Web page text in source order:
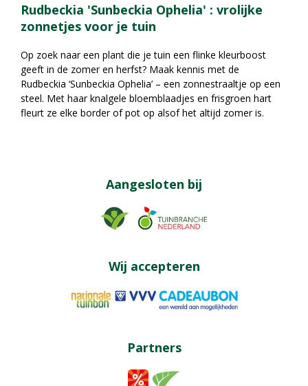
Rudbeckia 'Sunbeckia Ophelia' : vrolijke
zonnetjes voor je tuin
Op zoek naar een plant die je tuin een flinke kleurboost
geeft in de zomer en herfst? Maak kennis met de
Rudbeckia ‘Sunbeckia Ophelia’ – een zonnestraaltje op een
steel. Met haar knalgele bloemblaadjes en frisgroen hart
fleurt ze elke border of pot op alsof het altijd zomer is.
Aangesloten bij
Wij accepteren
Partners